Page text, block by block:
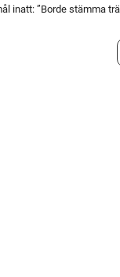
inatt: ”Borde stämma